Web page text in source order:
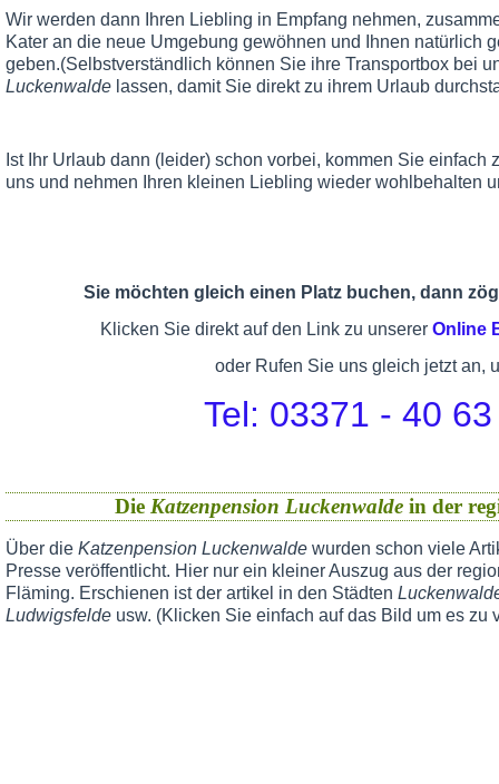
Wir werden dann Ihren Liebling in Empfang nehmen,
Kater an die neue Umgebung gewöhnen und Ihnen natürlich
geben.(Selbstverständlich können Sie ihre Transportbox bei
Luckenwalde lassen, damit Sie direkt zu ihrem Urlaub
Ist Ihr Urlaub dann (leider) schon vorbei, kommen Sie einfach
uns und nehmen Ihren kleinen Liebling wieder wohlbehalten
Sie möchten gleich einen Platz buchen, dann
Klicken Sie direkt auf den Link zu unserer Online
oder Rufen Sie uns gleich jetzt an,
Tel: 03371 - 40
Die Katzenpension Luckenwaldein der
Über die Katzenpension Luckenwalde wurden schon viele
Presse veröffentlicht. Hier nur ein kleiner Auszug aus der
Fläming. Erschienen ist der artikel in den Städten
Ludwigsfelde usw. (Klicken Sie einfach auf das Bild um es zu